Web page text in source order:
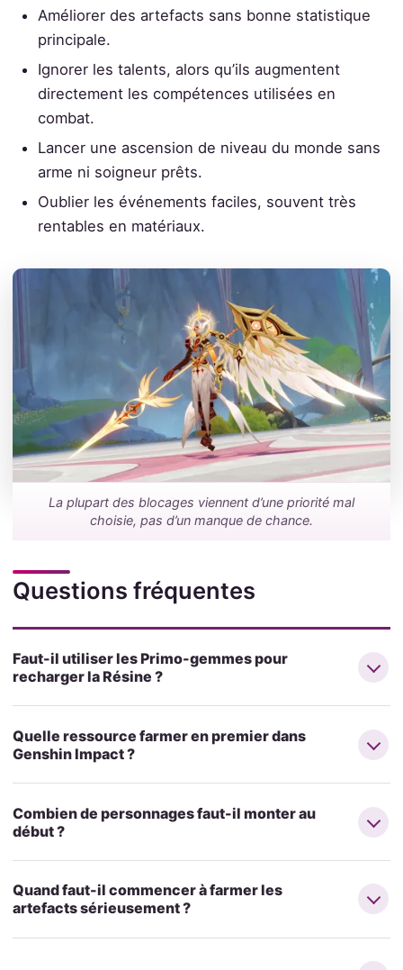
Améliorer des artefacts sans bonne statistique
principale.
Ignorer les talents, alors qu’ils augmentent
directement les compétences utilisées en
combat.
Lancer une ascension de niveau du monde sans
arme ni soigneur prêts.
Oublier les événements faciles, souvent très
rentables en matériaux.
La plupart des blocages viennent d’une priorité mal
choisie, pas d’un manque de chance.
Questions fréquentes
Faut-il utiliser les Primo-gemmes pour
recharger la Résine ?
Quelle ressource farmer en premier dans
Genshin Impact ?
Combien de personnages faut-il monter au
début ?
Quand faut-il commencer à farmer les
artefacts sérieusement ?